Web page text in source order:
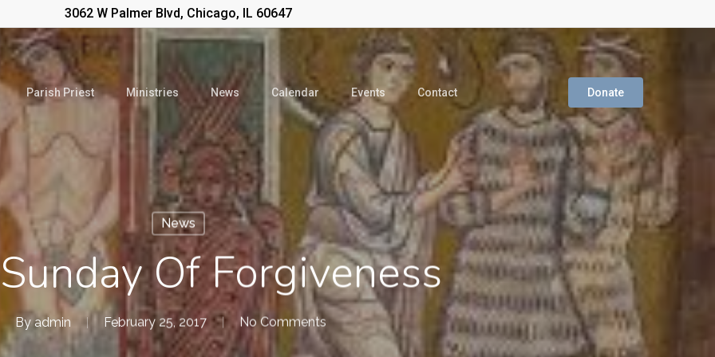
3062 W Palmer Blvd, Chicago, IL 60647
Parish Priest Ministries News Calendar Events Contact Donate
News
Of Forgiveness
By admin February 25, 2017 No Comments